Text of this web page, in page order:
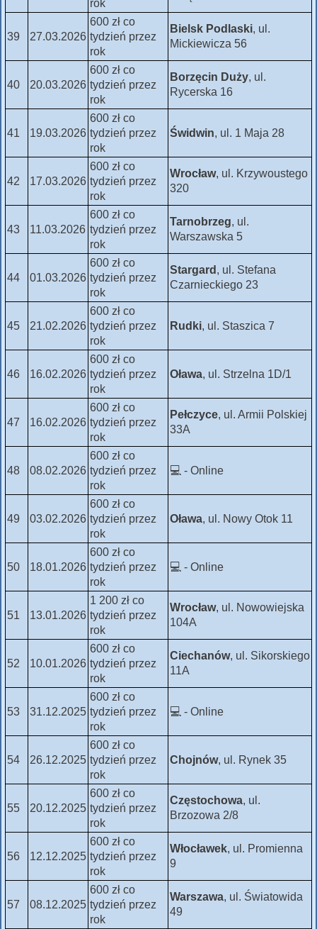
rok
39 27.03.2026
600 zł co
tydzień przez
rok
Bielsk Podlaski, ul.
Mickiewicza 56
40 20.03.2026
600 zł co
tydzień przez
rok
Borzęcin Duży, ul.
Rycerska 16
41 19.03.2026
600 zł co
tydzień przez
rok
Świdwin, ul. 1 Maja 28
42 17.03.2026
600 zł co
tydzień przez
rok
Wrocław, ul. Krzywoustego
320
43 11.03.2026
600 zł co
tydzień przez
rok
Tarnobrzeg, ul.
Warszawska 5
44 01.03.2026
600 zł co
tydzień przez
rok
Stargard , ul. Stefana
Czarnieckiego 23
45 21.02.2026
600 zł co
tydzień przez
rok
Rudki, ul. Staszica 7
46 16.02.2026
600 zł co
tydzień przez
rok
Oława, ul. Strzelna 1D/1
47 16.02.2026
600 zł co
tydzień przez
rok
Pełczyce, ul. Armii Polskiej
33A
48 08.02.2026
600 zł co
tydzień przez
rok
💻 - Online
49 03.02.2026
600 zł co
tydzień przez
rok
Oława, ul. Nowy Otok 11
50 18.01.2026
600 zł co
tydzień przez
rok
💻 - Online
51 13.01.2026
1 200 zł co
tydzień przez
rok
Wrocław, ul. Nowowiejska
104A
52 10.01.2026
600 zł co
tydzień przez
rok
Ciechanów, ul. Sikorskiego
11A
53 31.12.2025
600 zł co
tydzień przez
rok
💻 - Online
54 26.12.2025
600 zł co
tydzień przez
rok
Chojnów, ul. Rynek 35
55 20.12.2025
600 zł co
tydzień przez
rok
Częstochowa, ul.
Brzozowa 2/8
56 12.12.2025
600 zł co
tydzień przez
rok
Włocławek, ul. Promienna
9
57 08.12.2025
600 zł co
tydzień przez
rok
Warszawa, ul. Światowida
49